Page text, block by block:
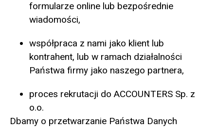
formularze online lub bezpośrednie
wiadomości,
współpraca z nami jako klient lub
kontrahent, lub w ramach działalności
Państwa firmy jako naszego partnera,
proces rekrutacji do ACCOUNTERS Sp. z
o.o.
Dbamy o przetwarzanie Państwa Danych